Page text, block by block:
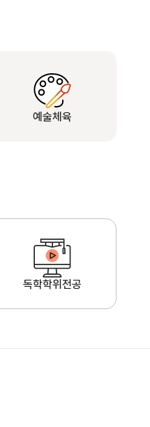
예술체육
독학학위전공